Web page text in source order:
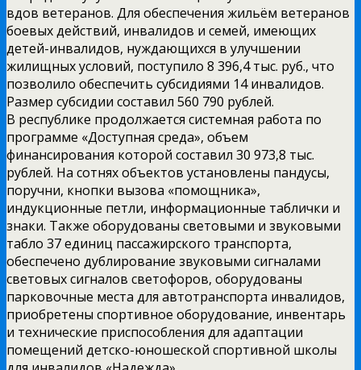
вдов ветеранов. Для обеспечения жильём ветеранов
боевых действий, инвалидов и семей, имеющих
детей-инвалидов, нуждающихся в улучшении
жилищных условий, поступило 8 396,4 тыс. руб., что
позволило обеспечить субсидиями 14 инвалидов.
Размер субсидии составил 560 790 рублей.
В республике продолжается системная работа по
программе «Доступная среда», объем
финансирования которой составил 30 973,8 тыс.
рублей. На сотнях объектов установлены пандусы,
поручни, кнопки вызова «помощника»,
индукционные петли, информационные таблички и
знаки. Также оборудованы световыми и звуковыми
табло 37 единиц пассажирского транспорта,
обеспечено дублирование звуковыми сигналами
световых сигналов светофоров, оборудованы
парковочные места для автотранспорта инвалидов,
приобретены спортивное оборудование, инвентарь
и технические приспособления для адаптации
помещений детско-юношеской спортивной школы